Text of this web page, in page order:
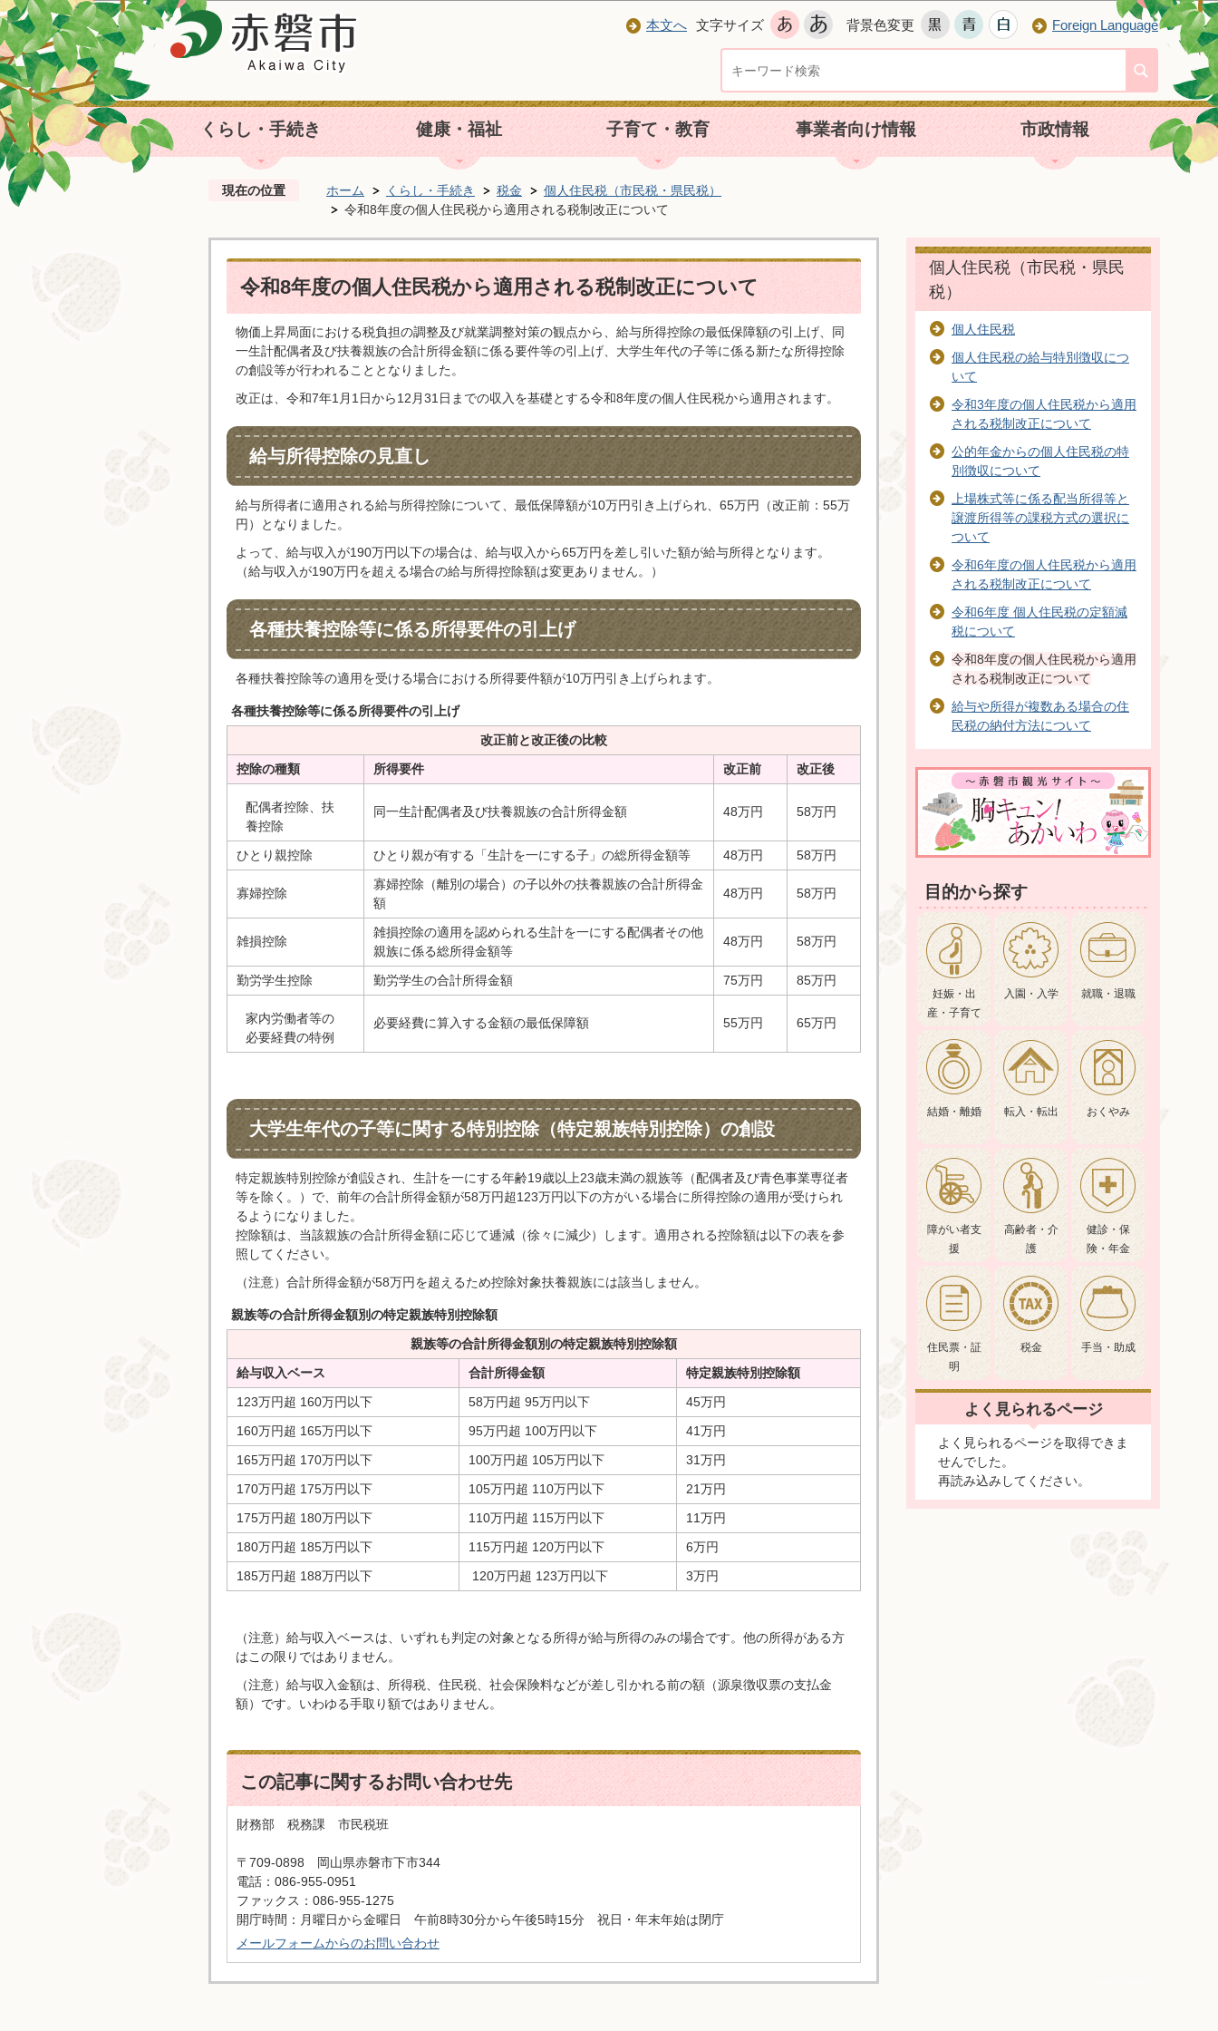
本文へ 文字サイズ 背景色変更 Foreign Language
くらし・手続き 健康・福祉 子育て・教育 事業者向け情報 市政情報
現在の位置 ホーム くらし・手続き 税金
個人住民税（市民税・県民税）
令和8年度の個人住民税から適用される税制改正について
令和8年度の個人住民税から適用される税制改正について
物価上昇局面における税負担の調整及び就業調整対策の観点から、給与所得控除の最低保障額の引上げ、同
一生計配偶者及び扶養親族の合計所得金額に係る要件等の引上げ、大学生年代の子等に係る新たな所得控除
の創設等が行われることとなりました。
改正は、令和7年1月1日から12月31日までの収入を基礎とする令和8年度の個人住民税から適用されます。
給与所得控除の見直し
給与所得者に適用される給与所得控除について、最低保障額が10万円引き上げられ、65万円（改正前：55万
円）となりました。
よって、給与収入が190万円以下の場合は、給与収入から65万円を差し引いた額が給与所得となります。
（給与収入が190万円を超える場合の給与所得控除額は変更ありません。）
各種扶養控除等に係る所得要件の引上げ
各種扶養控除等の適用を受ける場合における所得要件額が10万円引き上げられます。
各種扶養控除等に係る所得要件の引上げ
改正前と改正後の比較
控除の種類
所得要件 改正前 改正後
配偶者控除、扶
養控除
同一生計配偶者及び扶養親族の合計所得金額 48万円 58万円
ひとり親控除 ひとり親が有する「生計を一にする子」の総所得金額等 48万円 58万円
寡婦控除
寡婦控除（離別の場合）の子以外の扶養親族の合計所得金
額
48万円 58万円
雑損控除
雑損控除の適用を認められる生計を一にする配偶者その他
親族に係る総所得金額等
48万円 58万円
勤労学生控除 勤労学生の合計所得金額 75万円 85万円
家内労働者等の
必要経費の特例
必要経費に算入する金額の最低保障額 55万円 65万円
大学生年代の子等に関する特別控除（特定親族特別控除）の創設
特定親族特別控除が創設され、生計を一にする年齢19歳以上23歳未満の親族等（配偶者及び青色事業専従者
等を除く。）で、前年の合計所得金額が58万円超123万円以下の方がいる場合に所得控除の適用が受けられ
るようになりました。
控除額は、当該親族の合計所得金額に応じて逓減（徐々に減少）します。適用される控除額は以下の表を参
照してください。
（注意）合計所得金額が58万円を超えるため控除対象扶養親族には該当しません。
親族等の合計所得金額別の特定親族特別控除額
親族等の合計所得金額別の特定親族特別控除額
給与収入ベース
合計所得金額
特定親族特別控除額
123万円超 160万円以下
58万円超 95万円以下
45万円
160万円超 165万円以下
95万円超 100万円以下
41万円
165万円超 170万円以下
100万円超 105万円以下
31万円
170万円超 175万円以下
105万円超 110万円以下
21万円
175万円超 180万円以下
110万円超 115万円以下
11万円
180万円超 185万円以下
115万円超 120万円以下
6万円
185万円超 188万円以下
120万円超 123万円以下 3万円
（注意）給与収入ベースは、いずれも判定の対象となる所得が給与所得のみの場合です。他の所得がある方
はこの限りではありません。
（注意）給与収入金額は、所得税、住民税、社会保険料などが差し引かれる前の額（源泉徴収票の支払金
額）です。いわゆる手取り額ではありません。
この記事に関するお問い合わせ先
財務部 税務課 市民税班
〒709-0898 岡山県赤磐市下市344
電話：086-955-0951
ファックス：086-955-1275
開庁時間：月曜日から金曜日 午前8時30分から午後5時15分 祝日・年末年始は閉庁
メールフォームからのお問い合わせ
個人住民税（市民税・県民
税）
個人住民税
個人住民税の給与特別徴収につ
いて
令和3年度の個人住民税から適用
される税制改正について
公的年金からの個人住民税の特
別徴収について
上場株式等に係る配当所得等と
譲渡所得等の課税方式の選択に
ついて
令和6年度の個人住民税から適用
される税制改正について
令和6年度 個人住民税の定額減
税について
令和8年度の個人住民税から適用
される税制改正について
給与や所得が複数ある場合の住
民税の納付方法について
目的から探す
妊娠・出
産・子育て
入園・入学 就職・退職
結婚・離婚 転入・転出 おくやみ
障がい者支
援
高齢者・介
護
健診・保
険・年金
住民票・証
明
税金 手当・助成
よく見られるページ
よく見られるページを取得できま
せんでした。
再読み込みしてください。